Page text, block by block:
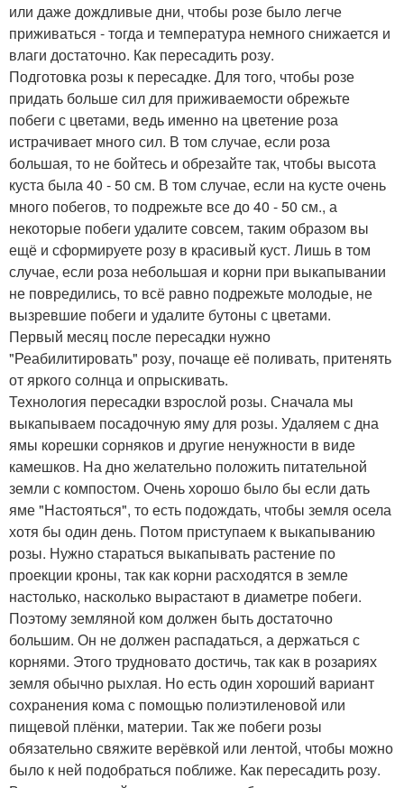
или даже дождливые дни, чтобы розе было легче
приживаться - тогда и температура немного снижается и
влаги достаточно. Как пересадить розу.
Подготовка розы к пересадке. Для того, чтобы розе
придать больше сил для приживаемости обрежьте
побеги с цветами, ведь именно на цветение роза
истрачивает много сил. В том случае, если роза
большая, то не бойтесь и обрезайте так, чтобы высота
куста была 40 - 50 см. В том случае, если на кусте очень
много побегов, то подрежьте все до 40 - 50 см., а
некоторые побеги удалите совсем, таким образом вы
ещё и сформируете розу в красивый куст. Лишь в том
случае, если роза небольшая и корни при выкапывании
не повредились, то всё равно подрежьте молодые, не
вызревшие побеги и удалите бутоны с цветами.
Первый месяц после пересадки нужно
"Реабилитировать" розу, почаще её поливать, притенять
от яркого солнца и опрыскивать.
Технология пересадки взрослой розы. Сначала мы
выкапываем посадочную яму для розы. Удаляем с дна
ямы корешки сорняков и другие ненужности в виде
камешков. На дно желательно положить питательной
земли с компостом. Очень хорошо было бы если дать
яме "Настояться", то есть подождать, чтобы земля осела
хотя бы один день. Потом приступаем к выкапыванию
розы. Нужно стараться выкапывать растение по
проекции кроны, так как корни расходятся в земле
настолько, насколько вырастают в диаметре побеги.
Поэтому земляной ком должен быть достаточно
большим. Он не должен распадаться, а держаться с
корнями. Этого трудновато достичь, так как в розариях
земля обычно рыхлая. Но есть один хороший вариант
сохранения кома с помощью полиэтиленовой или
пищевой плёнки, материи. Так же побеги розы
обязательно свяжите верёвкой или лентой, чтобы можно
было к ней подобраться поближе. Как пересадить розу.